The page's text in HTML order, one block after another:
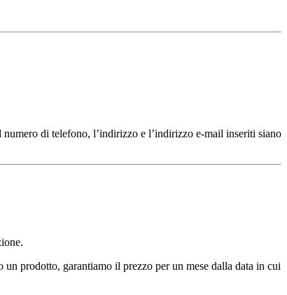
di telefono, l’indirizzo e l’indirizzo e-mail inseriti siano
prodotto, garantiamo il prezzo per un mese dalla data in cui